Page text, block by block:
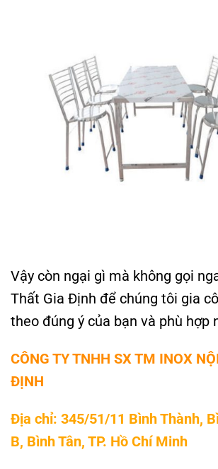
Vậy còn ngại gì mà không gọi
Thất Gia Định để chúng tôi gia
theo đúng ý của bạn và phù hợp
CÔNG TY TNHH SX TM INOX
ĐỊNH
Địa chỉ: 345/51/11 Bình Thành,
B, Bình Tân, TP. Hồ Chí Minh